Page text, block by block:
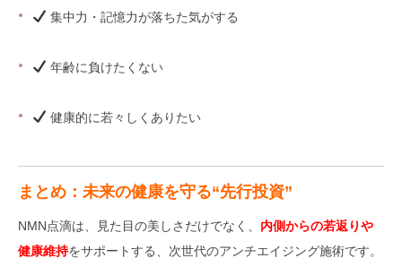
集中力・記憶力が落ちた気がする
年齢に負けたくない
健康的に若々しくありたい
まとめ：未来の健康を守る“先行投資”
NMN点滴は、見た目の美しさだけでなく、 内側からの若返りや
健康維持をサポートする、次世代のアンチエイジング施術です。